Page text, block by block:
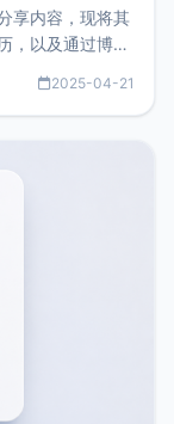
享内容，现将其
，以及通过博客
。自我介绍大
2025-04-21